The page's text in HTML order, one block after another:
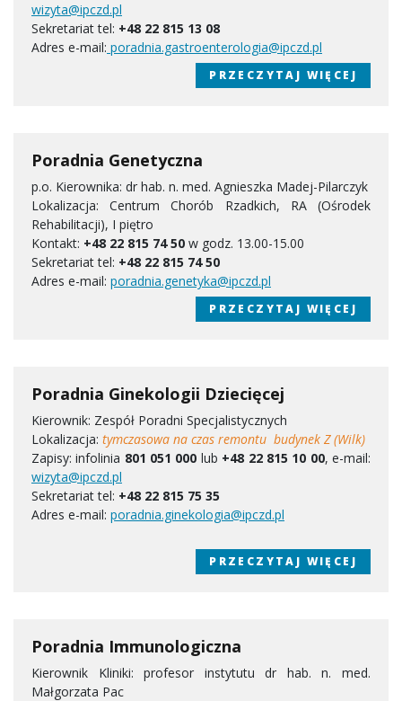
wizyta@ipczd.pl
Sekretariat tel: +48 22 815 13 08
Adres e-mail: poradnia.gastroenterologia@ipczd.pl
PRZECZYTAJ WIĘCEJ
Poradnia Genetyczna
p.o. Kierownika: dr hab. n. med. Agnieszka Madej-Pilarczyk
Lokalizacja: Centrum Chorób Rzadkich, RA (Ośrodek
Rehabilitacji), I piętro
Kontakt: +48 22 815 74 50 w godz. 13.00-15.00
Sekretariat tel: +48 22 815 74 50
Adres e-mail: poradnia.genetyka@ipczd.pl
PRZECZYTAJ WIĘCEJ
Poradnia Ginekologii Dziecięcej
Kierownik: Zespół Poradni Specjalistycznych
Lokalizacja: tymczasowa na czas remontu budynek ​Z (Wilk)
Zapisy: infolinia 801 051 000 lub +48 22 815 10 00, e-mail:
wizyta@ipczd.pl
Sekretariat tel: +48 22 815 75 35
Adres e-mail: poradnia.ginekologia@ipczd.pl
PRZECZYTAJ WIĘCEJ
Poradnia Immunologiczna
Kierownik Kliniki: profesor instytutu dr hab. n. med.
Małgorzata Pac